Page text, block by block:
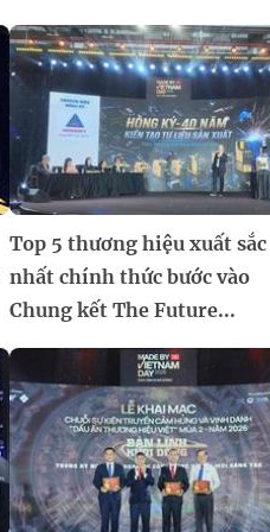
Top 5 thương hiệu xuất sắc
nhất chính thức bước vào
Chung kết The Future...